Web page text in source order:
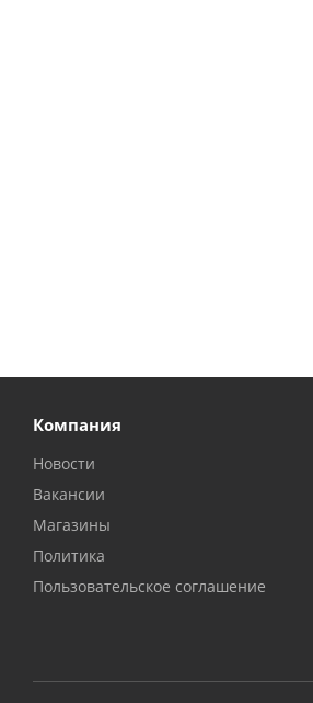
Компания
Новости
Вакансии
Магазины
Политика
Пользовательское соглашение